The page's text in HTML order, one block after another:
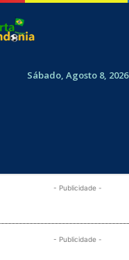
Sábado, Agosto 8, 2026
- Publicidade -
- Publicidade -